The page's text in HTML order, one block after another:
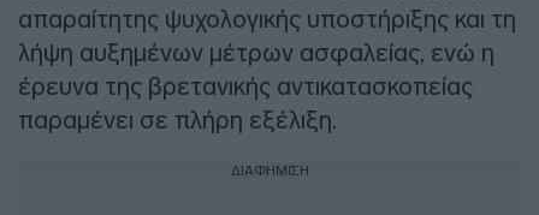
απαραίτητης ψυχολογικής υποστήριξης και τη
λήψη αυξημένων μέτρων ασφαλείας, ενώ η
έρευνα της βρετανικής αντικατασκοπείας
παραμένει σε πλήρη εξέλιξη.
ΔΙΑΦΗΜΙΣΗ